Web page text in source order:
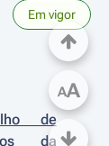
Em vigor
de
da
AA